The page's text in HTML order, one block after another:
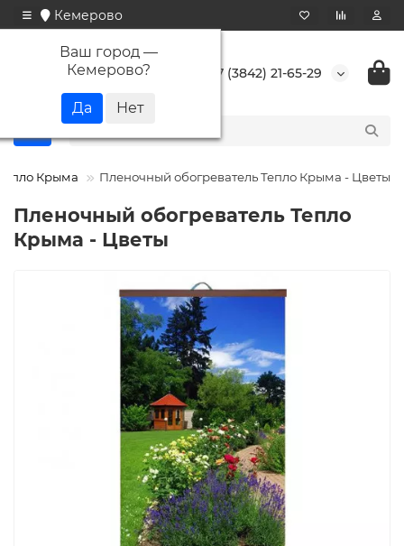
Кемерово
Ваш город —
Кемерово? +7 (3842) 21-65-29
Крыма Пленочный обогреватель Тепло Крыма - Цветы
Пленочный обогреватель Тепло
Крыма - Цветы